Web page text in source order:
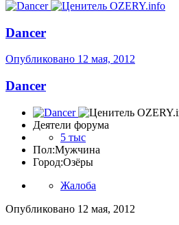
Dancer
Опубликовано 12 мая, 2012
Dancer
Деятели форума
5 тыс
Пол:Мужчина
Город:Озёры
Жалоба
Опубликовано 12 мая, 2012